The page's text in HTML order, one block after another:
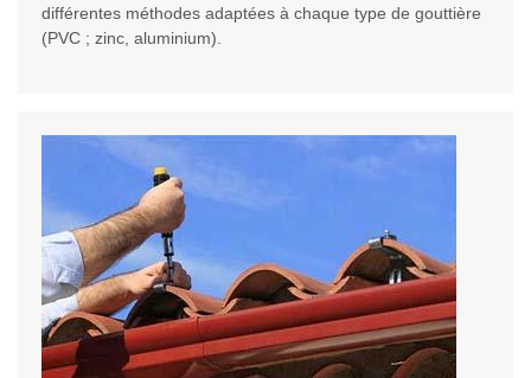
différentes méthodes adaptées à chaque type de gouttière
(PVC ; zinc, aluminium).